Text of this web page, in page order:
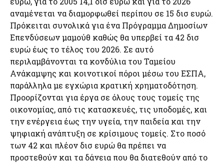
αναμένεται να διαμορφωθεί περίπου σε 15 δισ ευρώ.
Πρόκειται συνολικά για ένα Πρόγραμμα Δημοσίων
Επενδύσεων μαμούθ καθώς θα υπερβεί τα 42 δισ
ευρώ έως το τέλος του 2026. Σε αυτό
περιλαμβάνονται τα κονδύλια του Ταμείου
Ανάκαμψης και κοινοτικοί πόροι μέσω του ΕΣΠΑ,
παράλληλα με εγχώρια κρατική χρηματοδότηση.
Προορίζονται για έργα σε όλους τους τομείς της
οικονομίας, από τις κατασκευές, τις υποδομές, και
την ενέργεια έως την υγεία, την παιδεία και την
ψηφιακή ανάπτυξη σε κρίσιμους τομείς. Στο ποσό
των 42 και πλέον δισ ευρώ θα πρέπει να
προστεθούν και τα δάνεια που θα διατεθούν από το